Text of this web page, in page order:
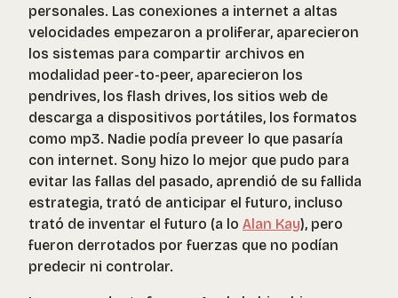
personales. Las conexiones a internet a altas
velocidades empezaron a proliferar, aparecieron
los sistemas para compartir archivos en
modalidad peer-to-peer, aparecieron los
pendrives, los flash drives, los sitios web de
descarga a dispositivos portátiles, los formatos
como mp3. Nadie podía preveer lo que pasaría
con internet. Sony hizo lo mejor que pudo para
evitar las fallas del pasado, aprendió de su fallida
estrategia, trató de anticipar el futuro, incluso
trató de inventar el futuro (a lo Alan Kay), pero
fueron derrotados por fuerzas que no podían
predecir ni controlar.